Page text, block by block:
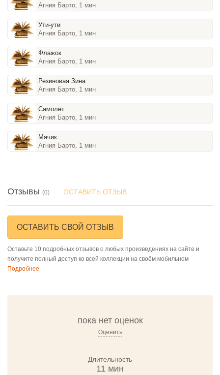
Агния Барто, 1 мин
Ути-ути
Агния Барто, 1 мин
Флажок
Агния Барто, 1 мин
Резиновая Зина
Агния Барто, 1 мин
Самолёт
Агния Барто, 1 мин
Мячик
Агния Барто, 1 мин
Отзывы (0) ОСТАВИТЬ ОТЗЫВ
ОСТАВИТЬ СВОЙ ОТЗЫВ
Оставьте 10 подробных отзывов о любых произведениях на сайте и
получите полный доступ ко всей коллекции на своём мобильном
Подробнее
пока нет оценок
Оценить
Длительность
11 мин